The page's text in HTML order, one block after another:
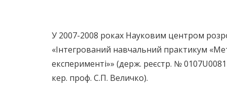
У 2007-2008 роках Науковим центром
«Інтегрований навчальний практикум
експерименті»» (держ. реєстр. №
кер. проф. С.П. Величко).